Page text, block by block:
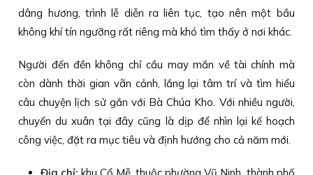
dâng hương, trình lễ diễn ra liên tục, tạo nên một bầu
không khí tín ngưỡng rất riêng mà khó tìm thấy ở nơi khác.
Người đến đền không chỉ cầu may mắn về tài chính mà
còn dành thời gian vãn cảnh, lắng lại tâm trí và tìm hiểu
câu chuyện lịch sử gắn với Bà Chúa Kho. Với nhiều người,
chuyến du xuân tại đây cũng là dịp để nhìn lại kế hoạch
công việc, đặt ra mục tiêu và định hướng cho cả năm mới.